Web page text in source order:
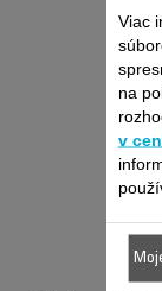
Viac
na
v